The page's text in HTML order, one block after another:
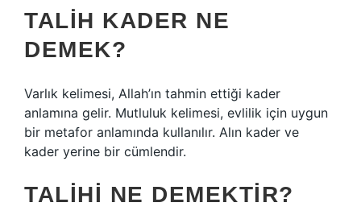
TALIH KADER NE
DEMEK?
Varlık kelimesi, Allah’ın tahmin ettiği kader
anlamına gelir. Mutluluk kelimesi, evlilik için uygun
bir metafor anlamında kullanılır. Alın kader ve
kader yerine bir cümlendir.
TALIHI NE DEMEKTIR?